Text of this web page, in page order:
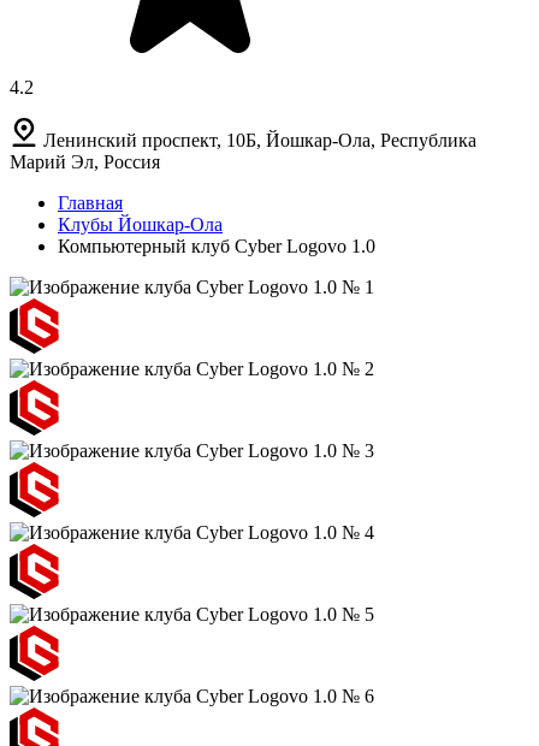
4.2
Ленинский проспект, 10Б, Йошкар-Ола, Республика
Марий Эл, Россия
Главная
Клубы Йошкар-Ола
Компьютерный клуб Cyber Logovo 1.0